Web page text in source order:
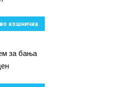
кошничка
за бања